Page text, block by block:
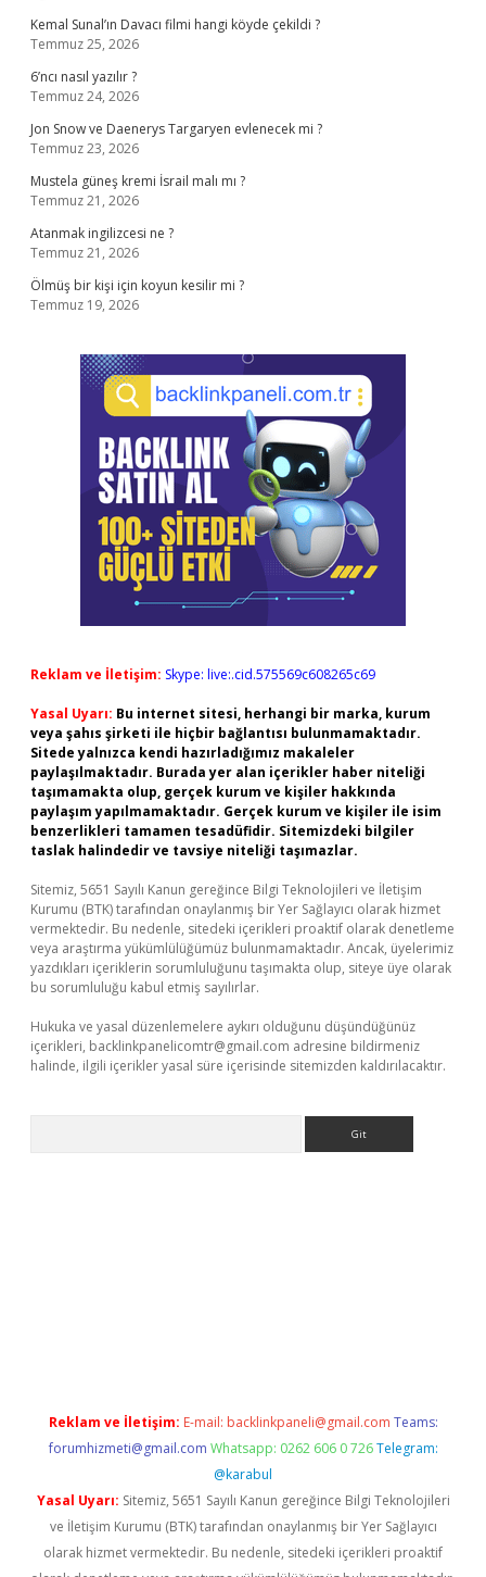
Kemal Sunal’ın Davacı filmi hangi köyde çekildi ?
Temmuz 25, 2026
6’ncı nasıl yazılır ?
Temmuz 24, 2026
Jon Snow ve Daenerys Targaryen evlenecek mi ?
Temmuz 23, 2026
Mustela güneş kremi İsrail malı mı ?
Temmuz 21, 2026
Atanmak ingilizcesi ne ?
Temmuz 21, 2026
Ölmüş bir kişi için koyun kesilir mi ?
Temmuz 19, 2026
Reklam ve İletişim: Skype: live:.cid.575569c608265c69
Yasal Uyarı: Bu internet sitesi, herhangi bir marka, kurum
veya şahıs şirketi ile hiçbir bağlantısı bulunmamaktadır.
Sitede yalnızca kendi hazırladığımız makaleler
paylaşılmaktadır. Burada yer alan içerikler haber niteliği
taşımamakta olup, gerçek kurum ve kişiler hakkında
paylaşım yapılmamaktadır. Gerçek kurum ve kişiler ile isim
benzerlikleri tamamen tesadüfidir. Sitemizdeki bilgiler
taslak halindedir ve tavsiye niteliği taşımazlar.
Sitemiz, 5651 Sayılı Kanun gereğince Bilgi Teknolojileri ve İletişim
Kurumu (BTK) tarafından onaylanmış bir Yer Sağlayıcı olarak hizmet
vermektedir. Bu nedenle, sitedeki içerikleri proaktif olarak denetleme
veya araştırma yükümlülüğümüz bulunmamaktadır. Ancak, üyelerimiz
yazdıkları içeriklerin sorumluluğunu taşımakta olup, siteye üye olarak
bu sorumluluğu kabul etmiş sayılırlar.
Hukuka ve yasal düzenlemelere aykırı olduğunu düşündüğünüz
içerikleri, backlinkpanelicomtr@gmail.com adresine bildirmeniz
halinde, ilgili içerikler yasal süre içerisinde sitemizden kaldırılacaktır.
Reklam ve İletişim: E-mail: backlinkpaneli@gmail.com Teams:
forumhizmeti@gmail.com Whatsapp: 0262 606 0 726 Telegram:
@karabul
Yasal Uyarı: Sitemiz, 5651 Sayılı Kanun gereğince Bilgi Teknolojileri
ve İletişim Kurumu (BTK) tarafından onaylanmış bir Yer Sağlayıcı
olarak hizmet vermektedir. Bu nedenle, sitedeki içerikleri proaktif